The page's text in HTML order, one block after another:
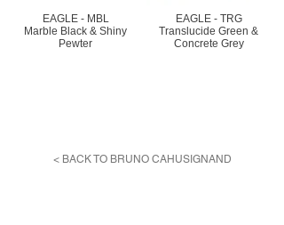
EAGLE - MBL
Marble Black & Shiny
Pewter
EAGLE - TRG
Translucide Green &
Concrete Grey
< BACK TO BRUNO CAHUSIGNAND